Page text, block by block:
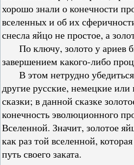
хорошо знали о конечности
вселенных и об их
снесла яйцо не простое, а
По ключу, золото у ариев
завершением какого-либо
В этом нетрудно
другие русские, немецкие или
сказки; в данной сказке
конечность эволюционного
Вселенной. Значит, золотое
как раз той вселенной,
путь своего заката.